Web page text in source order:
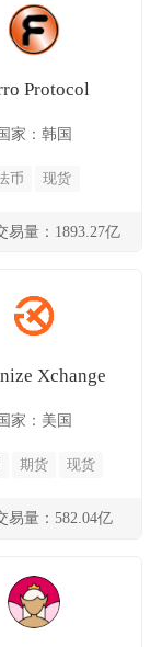
Protocol
家：韩国
币 现货
易量：1893.27亿
Xchange
家：美国
期货 现货
易量：582.04亿